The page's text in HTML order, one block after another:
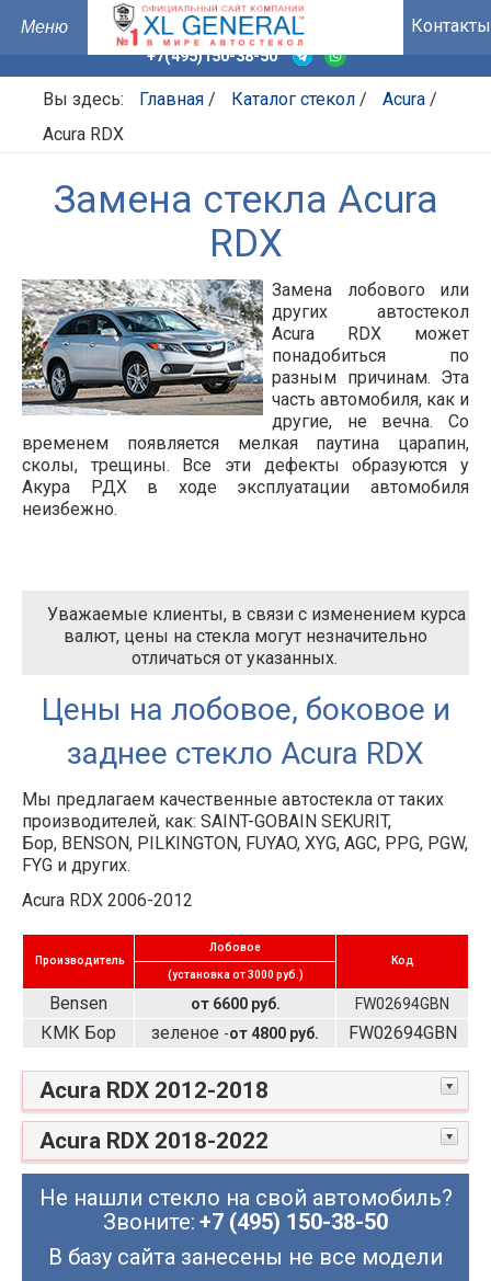
Контакты
+7(495)150-38-50
Вы здесь: Главная / Каталог стекол / Acura /
Acura RDX
Замена стекла Acura
RDX
Замена лобового или
других автостекол
Acura RDX может
понадобиться по
разным причинам. Эта
часть автомобиля, как и
другие, не вечна. Со
временем появляется мелкая паутина царапин,
сколы, трещины. Все эти дефекты образуются у
Акура РДХ в ходе эксплуатации автомобиля
неизбежно.
Уважаемые клиенты, в связи с изменением курса
валют, цены на стекла могут незначительно
отличаться от указанных.
Цены на лобовое, боковое и
заднее стекло Acura RDX
Мы предлагаем качественные автостекла от таких
производителей, как: SAINT-GOBAIN SEKURIT,
Бор, BENSON, PILKINGTON, FUYAO, XYG, AGC, PPG, PGW,
FYG и других.
Acura RDX 2006-2012
Производитель
Лобовое
Код
(установка от 3000 руб.)
Bensen от 6600 руб. FW02694GBN
КМК Бор зеленое -от 4800 руб. FW02694GBN
Acura RDX 2012-2018
Acura RDX 2018-2022
Не нашли стекло на свой автомобиль?
Звоните: +7 (495) 150-38-50
В базу сайта занесены не все модели